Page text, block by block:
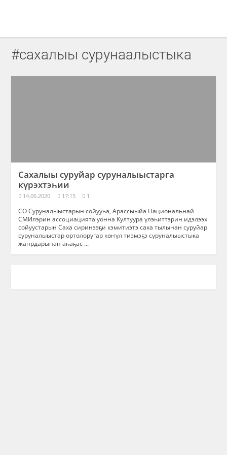
#сахалыы сурунаалыстыка
Сахалыы суруйар суруналыыстарга
күрэхтэһии
14.06.2020 17:15 1
СӨ Суруналыыстарын сойууһа, Арассыыйа Национальнай
СМИлэрин ассоциацията уонна Култуура үлэһиттэрин идэлээх
сойуустарын Саха сиринээҕи кэмитиэтэ саха тылынан суруйар
суруналыыстар ортолоругар көҥүл тиэмэҕэ суруналыыстыка
жанрдарынан аһаҕас ...